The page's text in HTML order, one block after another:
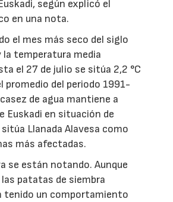
según explicó el
en una nota.
el mes más seco del siglo
la temperatura media
el 27 de julio se sitúa 2,2 °C
promedio del periodo 1991-
de agua mantiene a
Euskadi en situación de
Llanada Alavesa como
más afectadas.
se están notando. Aunque
patatas de siembra
tenido un comportamiento